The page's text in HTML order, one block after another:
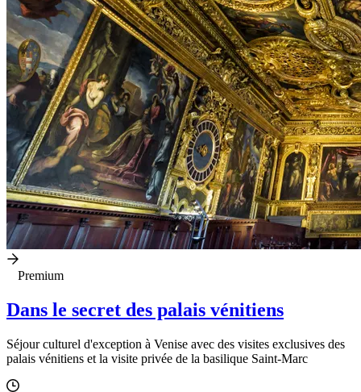
Premium
Dans le secret des palais vénitiens
Séjour culturel d'exception à Venise avec des visites exclusives des
palais vénitiens et la visite privée de la basilique Saint-Marc